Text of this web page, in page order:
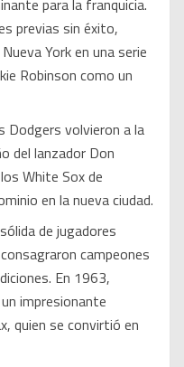
para la franquicia.
previas sin éxito,
York en una serie
Robinson como un
Dodgers volvieron a la
del lanzador Don
White Sox de
en la nueva ciudad.
de jugadores
campeones
En 1963,
impresionante
quien se convirtió en